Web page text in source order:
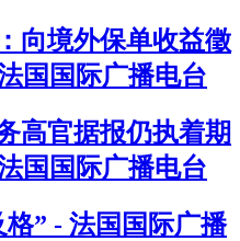
向境外保单收益徵
国国际广播电台
高官据报仍执着期
国国际广播电台
” - 法国国际广播